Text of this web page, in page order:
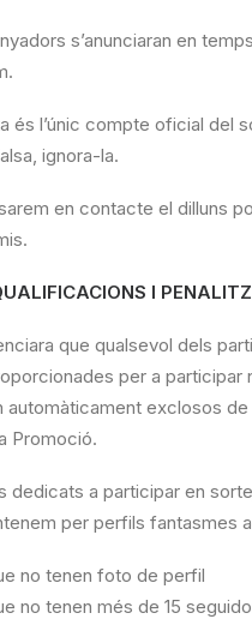
s’anunciaran en
és l’únic compte oficial del
ignora-la.
en contacte el dilluns
I
que qualsevol dels
per a participar
automàticament exclosos
Promoció.
dedicats a participar en
per perfils fantasmes
no tenen foto de perfil
no tenen més de 15